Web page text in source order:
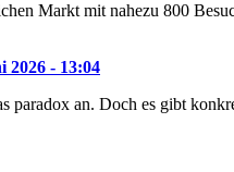
Markt mit nahezu 800
2026 - 13:04
paradox an. Doch es gibt